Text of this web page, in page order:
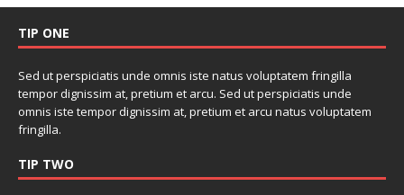
TIP ONE
Sed ut perspiciatis unde omnis iste natus voluptatem fringilla
tempor dignissim at, pretium et arcu. Sed ut perspiciatis unde
omnis iste tempor dignissim at, pretium et arcu natus voluptatem
fringilla.
TIP TWO